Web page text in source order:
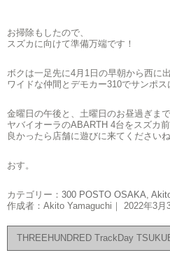
お掃除もしたので、
スズカに向けて準備万端です！
ボクは一足先に4月1日の早朝から西に出
ワイドな仲間とデモカー310でサンポス
金曜日の午後と、土曜日のお昼過ぎま
ヤバイオーラのABARTH 4台をスズカ
良かったら店舗に遊びに来てくださいね
おす。
カテゴリー： 300 POSTO OSAKA,
作成者：Akito Yamaguchi｜ 2022年3月
THREEHUNDRED TrackDay